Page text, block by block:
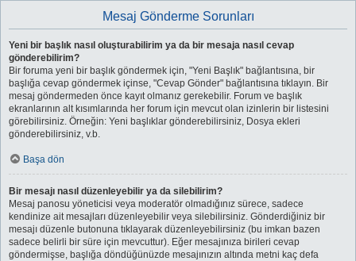
Mesaj Gönderme Sorunları
Yeni bir başlık nasıl oluşturabilirim ya da bir mesaja nasıl cevap
gönderebilirim?
Bir foruma yeni bir başlık göndermek için, "Yeni Başlık" bağlantısına, bir
başlığa cevap göndermek içinse, "Cevap Gönder" bağlantısına tıklayın. Bir
mesaj göndermeden önce kayıt olmanız gerekebilir. Forum ve başlık
ekranlarının alt kısımlarında her forum için mevcut olan izinlerin bir listesini
görebilirsiniz. Örneğin: Yeni başlıklar gönderebilirsiniz, Dosya ekleri
gönderebilirsiniz, v.b.
Başa dön
Bir mesajı nasıl düzenleyebilir ya da silebilirim?
Mesaj panosu yöneticisi veya moderatör olmadığınız sürece, sadece
kendinize ait mesajları düzenleyebilir veya silebilirsiniz. Gönderdiğiniz bir
mesajı düzenle butonuna tıklayarak düzenleyebilirsiniz (bu imkan bazen
sadece belirli bir süre için mevcuttur). Eğer mesajınıza birileri cevap
göndermişse, başlığa döndüğünüzde mesajınızın altında metni kaç defa